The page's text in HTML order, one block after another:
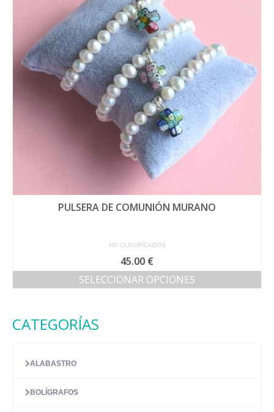
PULSERA DE COMUNIÓN MURANO
NO CLASIFICADOS
45.00 €
SELECCIONAR OPCIONES
CATEGORÍAS
ALABASTRO
BOLÍGRAFOS